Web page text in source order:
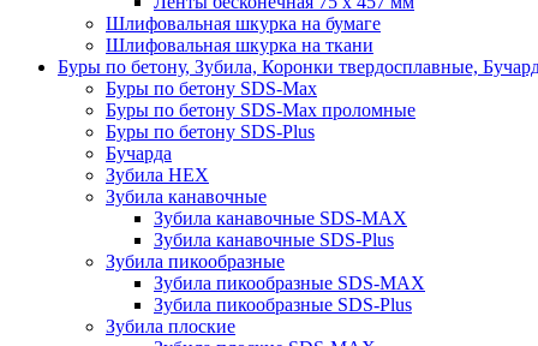
Шлифовальная шкурка на бумаге
Шлифовальная шкурка на ткани
Буры по бетону, Зубила, Коронки твердосплавные,
Буры по бетону SDS-Max
Буры по бетону SDS-Max проломные
Буры по бетону SDS-Plus
Бучарда
Зубила HEX
Зубила канавочные
Зубила канавочные SDS-MAX
Зубила канавочные SDS-Plus
Зубила пикообразные
Зубила пикообразные SDS-MAX
Зубила пикообразные SDS-Plus
Зубила плоские